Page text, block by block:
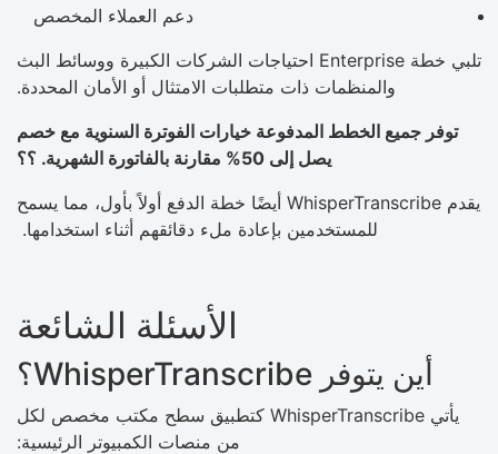
دعم العملاء المخصص
تلبي خطة Enterprise احتياجات الشركات الكبيرة ووسائط البث
والمنظمات ذات متطلبات الامتثال أو الأمان المحددة.
توفر جميع الخطط المدفوعة خيارات الفوترة السنوية مع خصم
يصل إلى 50% مقارنة بالفاتورة الشهرية. ؟؟
يقدم WhisperTranscribe أيضًا خطة الدفع أولاً بأول، مما يسمح
للمستخدمين بإعادة ملء دقائقهم أثناء استخدامها.
الأسئلة الشائعة
أين يتوفر WhisperTranscribe؟
يأتي WhisperTranscribe كتطبيق سطح مكتب مخصص لكل
من منصات الكمبيوتر الرئيسية: